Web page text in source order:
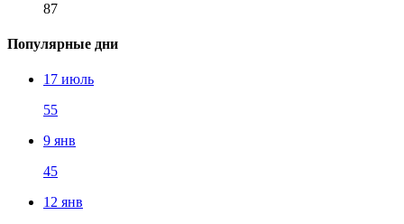
87
Популярные дни
17 июль
55
9 янв
45
12 янв